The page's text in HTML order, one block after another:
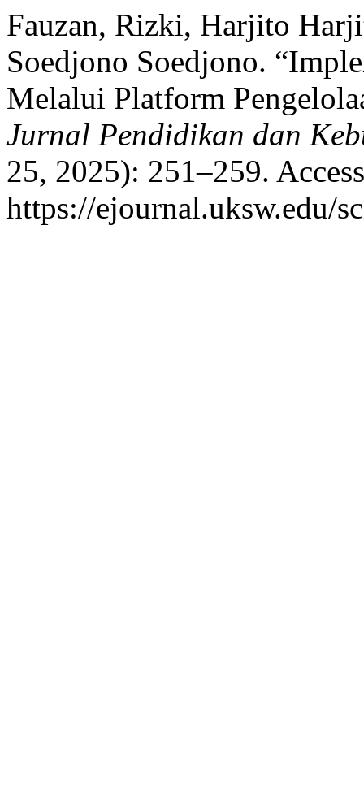
Fauzan, Rizki, Harjito
Soedjono Soedjono.
Melalui Platform
Jurnal Pendidikan dan
25, 2025): 251–259.
https://ejournal.uksw.edu/